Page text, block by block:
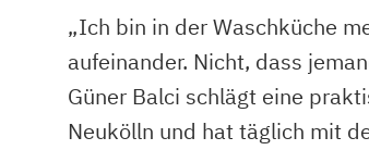
„Ich bin in der Waschküche
aufeinander. Nicht, dass
Güner Balci schlägt eine
Neukölln und hat täglich mit